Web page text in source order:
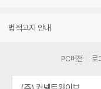
법적고지 안내
PC버전 로